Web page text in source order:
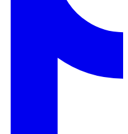
данный момент времени.
в
большой нагрузкой,
12 мая, новый год
установленной даты